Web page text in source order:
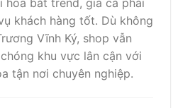
hoa bắt trend, giá cả phải
khách hàng tốt. Dù không
Vĩnh Ký, shop vẫn
khu vực lân cận với
tận nơi chuyên nghiệp.